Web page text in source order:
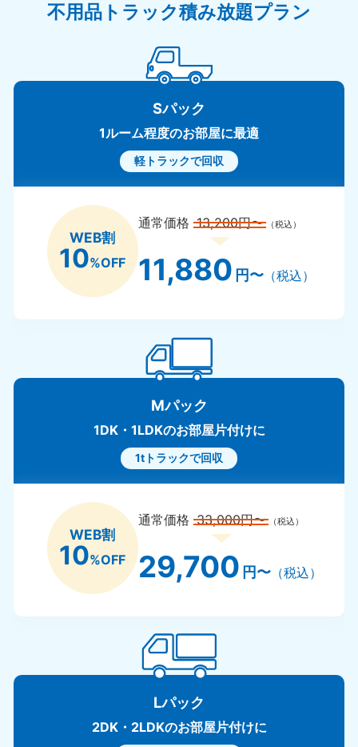
不用品トラック積み放題プラン
Sパック
1ルーム程度のお部屋に最適
軽トラックで回収
WEB割
10%OFF
通常価格13,200円〜 （税込）
11,880 円〜（税込）
Mパック
1DK・1LDKのお部屋片付けに
1tトラックで回収
WEB割
10%OFF
通常価格33,000円〜 （税込）
29,700 円〜（税込）
Lパック
2DK・2LDKのお部屋片付けに